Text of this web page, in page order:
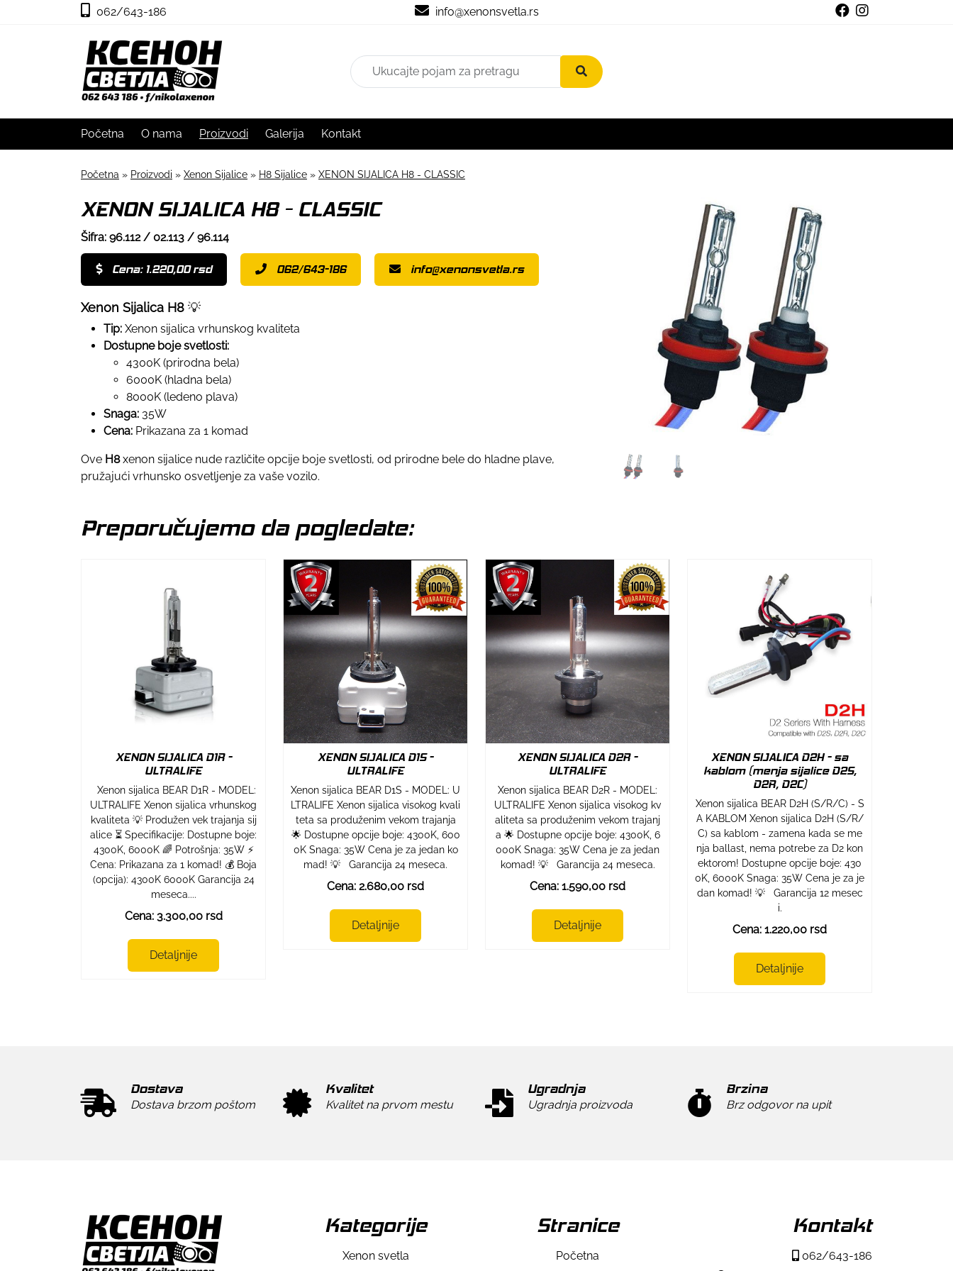
062/643-186 info@xenonsvetla.rs
Početna O nama Proizvodi Galerija Kontakt
Početna » Proizvodi » Xenon Sijalice » H8 Sijalice » XENON SIJALICA H8 - CLASSIC
XENON SIJALICA H8 - CLASSIC
Šifra: 96.112 / 02.113 / 96.114
Cena: 1.220,00 rsd 062/643-186 info@xenonsvetla.rs
Xenon Sijalica H8 💡
Tip: Xenon sijalica vrhunskog kvaliteta
Dostupne boje svetlosti:
4300K (prirodna bela)
6000K (hladna bela)
8000K (ledeno plava)
Snaga: 35W
Cena: Prikazana za 1 komad
Ove H8xenon sijalice nude različite opcije boje svetlosti, od prirodne bele do hladne plave,
pružajući vrhunsko osvetljenje za vaše vozilo.
Preporučujemo da pogledate:
XENON SIJALICA D1R -
ULTRALIFE
Xenon sijalica BEAR D1R - MODEL:
ULTRALIFE Xenon sijalica vrhunskog
kvaliteta 💡 Produžen vek trajanja sij
alice ⏳ Specifikacije: Dostupne boje:
4300K, 6000K 🌈 Potrošnja: 35W ⚡
Cena: Prikazana za 1 komad! 💰 Boja
(opcija): 4300K 6000K Garancija 24
meseca....
Cena: 3.300,00 rsd
Detaljnije
XENON SIJALICA D1S -
ULTRALIFE
Xenon sijalica BEAR D1S - MODEL: U
LTRALIFE Xenon sijalica visokog kvali
teta sa produženim vekom trajanja
🌟 Dostupne opcije boje: 4300K, 600
0K Snaga: 35W Cena je za jedan ko
mad! 💡 Garancija 24 meseca.
Cena: 2.680,00 rsd
Detaljnije
XENON SIJALICA D2R -
ULTRALIFE
Xenon sijalica BEAR D2R - MODEL:
ULTRALIFE Xenon sijalica visokog kv
aliteta sa produženim vekom trajanj
a 🌟 Dostupne opcije boje: 4300K, 6
000K Snaga: 35W Cena je za jedan
komad! 💡 Garancija 24 meseca.
Cena: 1.590,00 rsd
Detaljnije
XENON SIJALICA D2H - sa
kablom (menja sijalice D2S,
D2R, D2C)
Xenon sijalica BEAR D2H (S/R/C) - S
A KABLOM Xenon sijalica D2H (S/R/
C) sa kablom - zamena kada se me
nja ballast, nema potrebe za D2 kon
ektorom! Dostupne opcije boje: 430
0K, 6000K Snaga: 35W Cena je za je
dan komad! 💡 Garancija 12 mesec
i.
Cena: 1.220,00 rsd
Detaljnije
Dostava
Dostava brzom poštom
Kvalitet
Kvalitet na prvom mestu
Ugradnja
Ugradnja proizvoda
Brzina
Brz odgovor na upit
Kategorije
Xenon svetla
Stranice
Početna
Kontakt
062/643-186